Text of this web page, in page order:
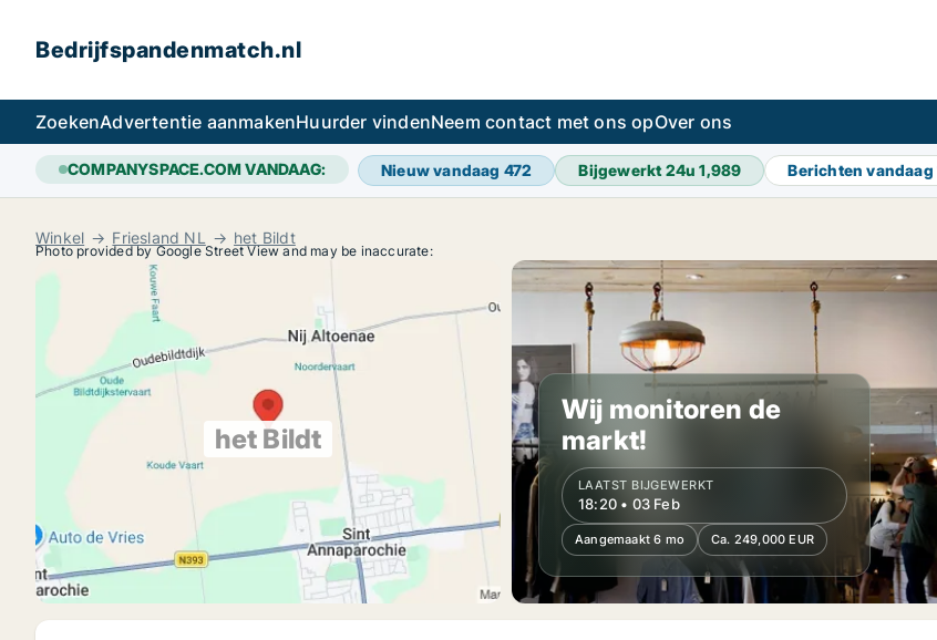
Bedrijfspandenmatch.nl
ZoekenAdvertentie aanmakenHuurder vindenNeem contact met ons opOver ons
COMPANYSPACE.COM VANDAAG: Nieuw vandaag 472 Bijgewerkt 24u1,989 Berichten vandaag
Winkel Friesland NL het Bildt
Photo provided by Google Street View and may be inaccurate:
het Bildt
Wij monitoren de
markt!
LAATST BIJGEWERKT
18:20 • 03 Feb
Aangemaakt 6 mo Ca. 249,000 EUR